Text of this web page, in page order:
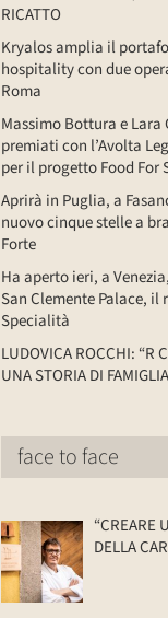
RICATTO
Kryalos amplia il
hospitality con due
Roma
Massimo Bottura e Lara
premiati con l’Avolta
per il progetto Food For
Aprirà in Puglia, a
nuovo cinque stelle a
Forte
Ha aperto ieri, a
San Clemente Palace, il
Specialità
LUDOVICA ROCCHI: “R
UNA STORIA DI
face to face
“CREARE
DELLA